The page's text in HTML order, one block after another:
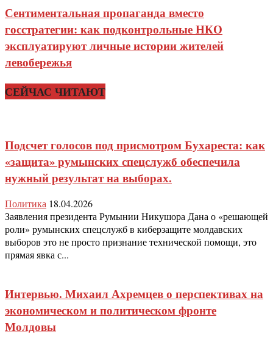
Сентиментальная пропаганда вместо
госстратегии: как подконтрольные НКО
эксплуатируют личные истории жителей
левобережья
СЕЙЧАС ЧИТАЮТ
Подсчет голосов под присмотром Бухареста: как
«защита» румынских спецслужб обеспечила
нужный результат на выборах.
Политика 18.04.2026
Заявления президента Румынии Никушора Дана о «решающей
роли» румынских спецслужб в киберзащите молдавских
выборов это не просто признание технической помощи, это
прямая явка с...
Интервью. Михаил Ахремцев о перспективах на
экономическом и политическом фронте
Молдовы